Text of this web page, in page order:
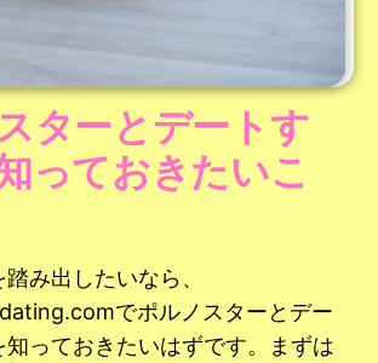
ターとデートす
っておきたいこ
み出したいなら、
でポルノスターとデー
知っておきたいはずです。まずは